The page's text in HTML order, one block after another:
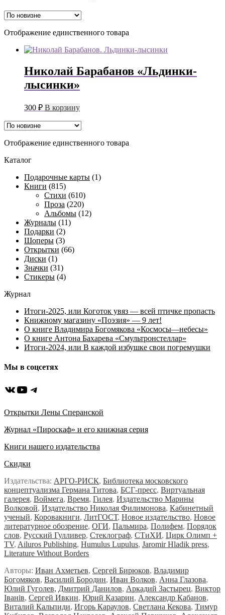
Отображение единственного товара
Николай Барабанов «Льдинки-
лысинки»
300 ₽ В корзину
Отображение единственного товара
Каталог
Подарочные карты (1)
Книги (815)
Стихи (610)
Проза (220)
Альбомы (12)
Журналы (11)
Подарки (2)
Шоперы (3)
Открытки (66)
Диски (1)
Значки (31)
Стикеры (4)
Журнал
Итоги-2025, или Коготок увяз — всей птичке пропасть
Книжному магазину «Поэзия» — 9 лет!
О книге Владимира Богомякова «Космосы—небесы»
О книге Антона Бахарева «Смультронстеллар»
Итоги-2024, или В каждой избушке свои погремушки
Мы в соцсетях
ВКонтакте
YouTube
Telegram
Открытки Лены Сперанской
Журнал «Пироскаф» и его книжная серия
Книги нашего издательства
Скидки
Издательства: АРГО-РИСК, Библиотека московского
концептуализма Германа Титова, БСГ-пресс, Виртуальная
галерея, Воймега, Время, Гилея, Издательство Марины
Волковой, Издательство Николая Филимонова, Кабинетный
ученый, Коровакниги, ЛитГОСТ, Новое издательство, Новое
литературное обозрение, ОГИ, Пальмира, Полифем, Порядок
слов, Русский Гулливер, Стеклограф, СТиХИ, Цирк Олимп +
TV, Ailuros Publishing, Humulus Lupulus, Jaromir Hladik press,
Literature Without Borders
Авторы: Иван Ахметьев, Сергей Бирюков, Владимир
Богомяков, Василий Бородин, Иван Волков, Анна Глазова,
Юлий Гуголев, Дмитрий Данилов, Аркадий Застырец, Виктор
Iванiв, Сергей Ивкин, Юрий Казарин, Александр Кабанов,
Виталий Кальпиди, Игорь Караулов, Светлана Кекова, Тимур